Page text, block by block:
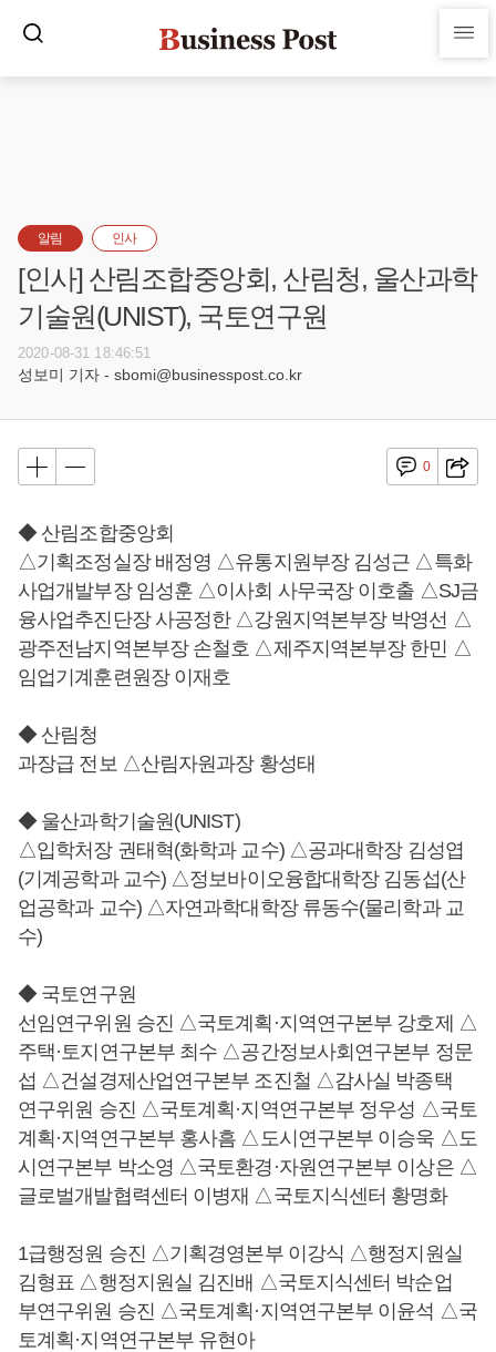
알림 인사
[인사] 산림조합중앙회, 산림청, 울산과학
기술원(UNIST), 국토연구원
2020-08-31 18:46:51
성보미 기자 - sbomi@businesspost.co.kr
0
◆ 산림조합중앙회
△기획조정실장 배정영 △유통지원부장 김성근 △특화
사업개발부장 임성훈 △이사회 사무국장 이호출 △SJ금
융사업추진단장 사공정한 △강원지역본부장 박영선 △
광주전남지역본부장 손철호 △제주지역본부장 한민 △
임업기계훈련원장 이재호
◆ 산림청
과장급 전보 △산림자원과장 황성태
◆ 울산과학기술원(UNIST)
△입학처장 권태혁(화학과 교수) △공과대학장 김성엽
(기계공학과 교수) △정보바이오융합대학장 김동섭(산
업공학과 교수) △자연과학대학장 류동수(물리학과 교
수)
◆ 국토연구원
선임연구위원 승진 △국토계획·지역연구본부 강호제 △
주택·토지연구본부 최수 △공간정보사회연구본부 정문
섭 △건설경제산업연구본부 조진철 △감사실 박종택
연구위원 승진 △국토계획·지역연구본부 정우성 △국토
계획·지역연구본부 홍사흠 △도시연구본부 이승욱 △도
시연구본부 박소영 △국토환경·자원연구본부 이상은 △
글로벌개발협력센터 이병재 △국토지식센터 황명화
1급행정원 승진 △기획경영본부 이강식 △행정지원실
김형표 △행정지원실 김진배 △국토지식센터 박순업
부연구위원 승진 △국토계획·지역연구본부 이윤석 △국
토계획·지역연구본부 유현아